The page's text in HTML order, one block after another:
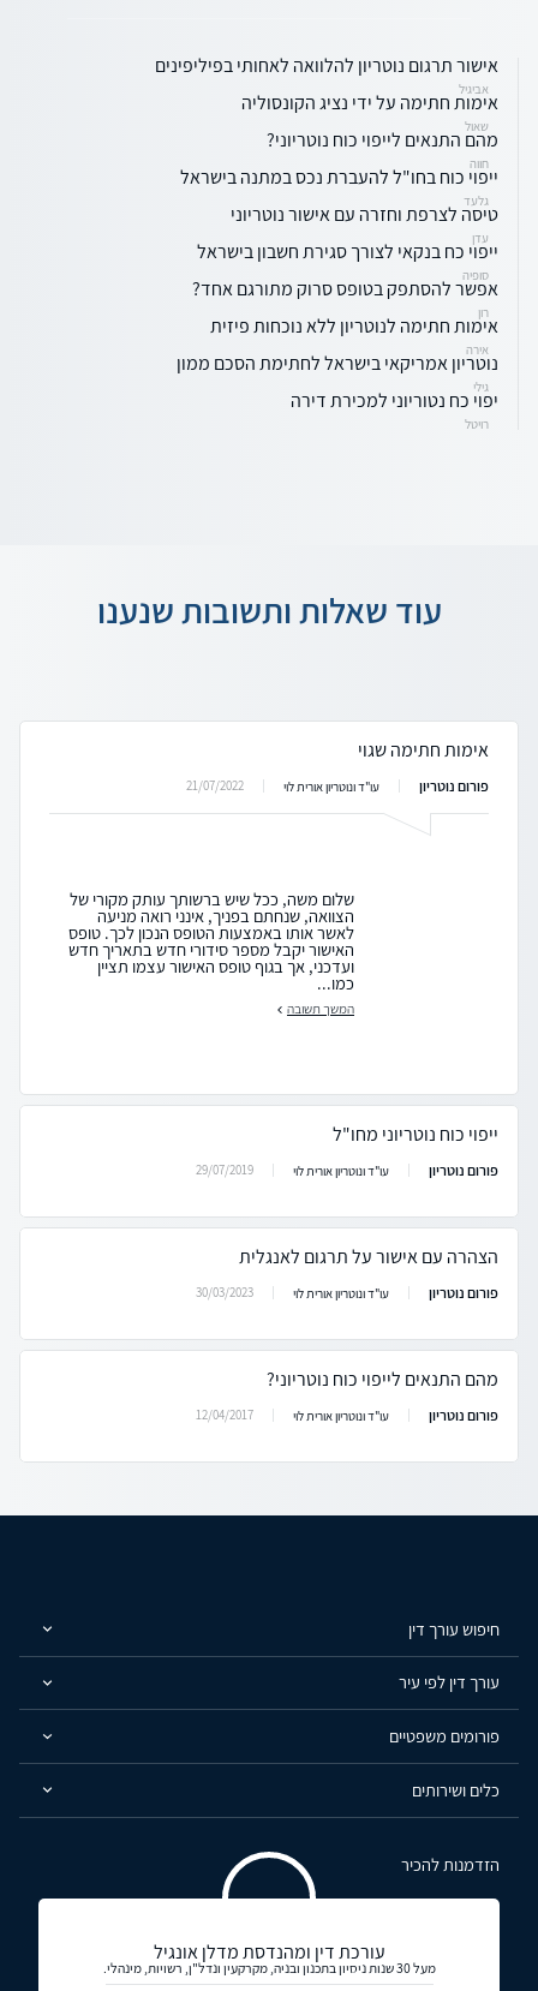
אישור תרגום נוטריון להלוואה לאחותי בפיליפינים
אביגיל
אימות חתימה על ידי נציג הקונסוליה
שאול
מהם התנאים לייפוי כוח נוטריוני?
חווה
ייפוי כוח בחו"ל להעברת נכס במתנה בישראל
גלעד
טיסה לצרפת וחזרה עם אישור נוטריוני
עדן
ייפוי כח בנקאי לצורך סגירת חשבון בישראל
סופיה
אפשר להסתפק בטופס סרוק מתורגם אחד?
רון
אימות חתימה לנוטריון ללא נוכחות פיזית
אירה
נוטריון אמריקאי בישראל לחתימת הסכם ממון
גילי
יפוי כח נטוריוני למכירת דירה
רויטל
עוד שאלות ותשובות שנענו
אימות חתימה שגוי
פורום נוטריון עו"ד ונוטריון אורית לוי 21/07/2022
שלום משה, ככל שיש ברשותך עותק מקורי של
הצוואה, שנחתם בפניך, אינני רואה מניעה
לאשר אותו באמצעות הטופס הנכון לכך. טופס
האישור יקבל מספר סידורי חדש בתאריך חדש
ועדכני, אך בגוף טופס האישור עצמו תציין
כמו...
המשך תשובה
ייפוי כוח נוטריוני מחו"ל
פורום נוטריון עו"ד ונוטריון אורית לוי 29/07/2019
הצהרה עם אישור על תרגום לאנגלית
פורום נוטריון עו"ד ונוטריון אורית לוי 30/03/2023
מהם התנאים לייפוי כוח נוטריוני?
פורום נוטריון עו"ד ונוטריון אורית לוי 12/04/2017
חיפוש עורך דין
עורך דין לפי עיר
פורומים משפטיים
כלים ושירותים
הזדמנות להכיר
עורכת דין ומהנדסת מדלן אונגיל
מעל 30 שנות ניסיון בתכנון ובניה, מקרקעין ונדל"ן, רשויות, מינהלי.